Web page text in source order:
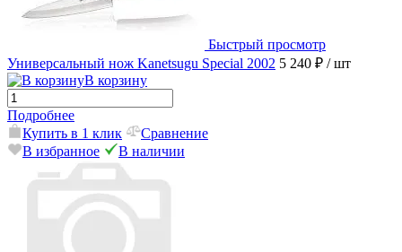
Быстрый просмотр
Универсальный нож Kanetsugu Special 2002 5 240 ₽ / шт
В корзину
Подробнее
Купить в 1 клик
Сравнение
В избранное
В наличии